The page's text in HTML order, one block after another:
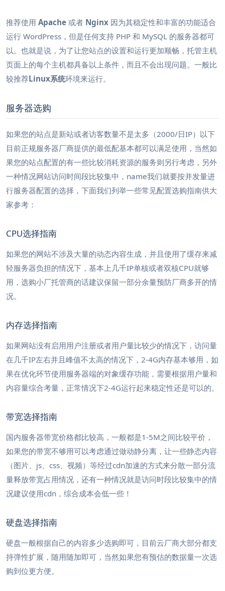
推荐使用 Apache 或者 Nginx 因为其稳定性和丰富的功能适合
运行 WordPress，但是任何支持 PHP 和 MySQL 的服务器都可
以。也就是说，为了让您站点的设置和运行更加顺畅，托管主机
页面上的每个主机都具备以上条件，而且不会出现问题。一般比
较推荐Linux系统环境来运行。
服务器选购
如果您的站点是新站或者访客数量不是太多（2000/日IP）以下
目前正规服务器厂商提供的最低配基本都可以满足使用，当然如
果您的站点配置的有一些比较消耗资源的服务则另行考虑，另外
一种情况网站访问时间段比较集中，name我们就要按并发量进
行服务器配置的选择，下面我们列举一些常见配置选购指南供大
家参考：
CPU选择指南
如果您的网站不涉及大量的动态内容生成，并且使用了缓存来减
轻服务器负担的情况下，基本上几千IP单核或者双核CPU就够
用，选购小厂托管商的话建议保留一部分余量预防厂商多开的情
况。
内存选择指南
如果网站没有启用用户注册或者用户量比较少的情况下，访问量
在几千IP左右并且峰值不太高的情况下，2-4G内存基本够用，如
果在优化环节使用服务器端的对象缓存功能，需要根据用户量和
内容量综合考量，正常情况下2-4G运行起来稳定性还是可以的。
带宽选择指南
国内服务器带宽价格都比较高，一般都是1-5M之间比较平价，
如果您的带宽不够用可以考虑通过做动静分离，让一些静态内容
（图片、js、css、视频）等经过cdn加速的方式来分散一部分流
量释放带宽占用情况，还有一种情况就是访问时段比较集中的情
况建议使用cdn，综合成本会低一些！
硬盘选择指南
硬盘一般根据自己的内容多少选购即可，目前云厂商大部分都支
持弹性扩展，随用随加即可，当然如果您有预估的数据量一次选
购到位更方便。